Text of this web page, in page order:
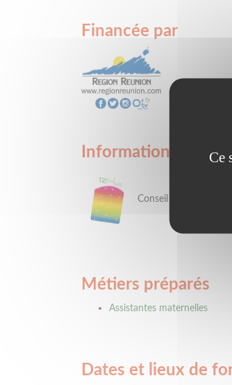
Financée par
Informations
Conseil régional : Si
Métiers préparés
Assistantes maternelles
Dates et lieux de
Ce